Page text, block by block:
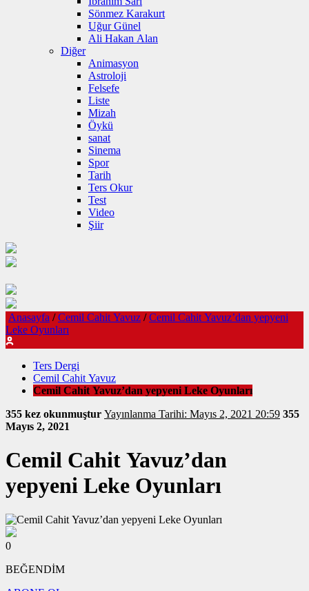
Sönmez Karakurt
Uğur Günel
Ali Hakan Alan
Diğer
Animasyon
Astroloji
Felsefe
Liste
Mizah
Öykü
sanat
Sinema
Spor
Tarih
Ters Okur
Test
Video
Şiir
Anasayfa / Cemil Cahit Yavuz / Cemil Cahit Yavuz’dan yepyeni
Leke Oyunları
Ters Dergi
Cemil Cahit Yavuz
Cemil Cahit Yavuz’dan yepyeni Leke Oyunları
355 kez okunmuştur
Yayınlanma Tarihi: Mayıs 2, 2021 20:59 355
Mayıs 2, 2021
Cemil Cahit Yavuz’dan
yepyeni Leke Oyunları
0
BEĞENDİM